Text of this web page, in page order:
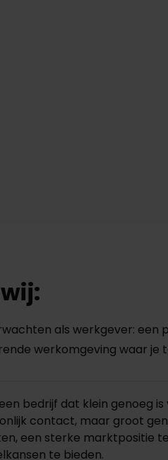
als werkgever: een
werkomgeving waar je
bedrijf dat klein genoeg
contact, maar groot
een sterke marktpositie
te bieden.